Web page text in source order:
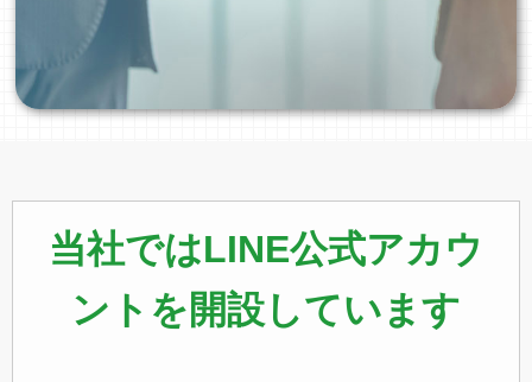
当社ではLINE公式アカウ
ントを開設しています